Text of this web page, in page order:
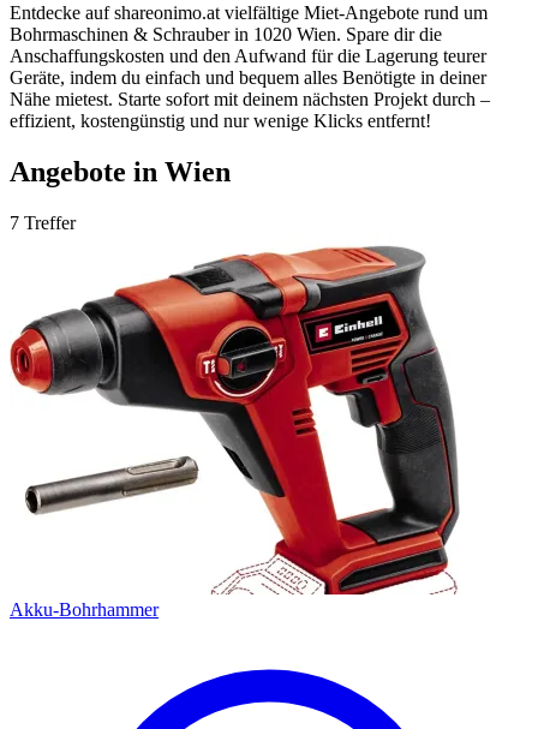
Entdecke auf shareonimo.at vielfältige Miet-Angebote rund um
Bohrmaschinen & Schrauber in 1020 Wien. Spare dir die
Anschaffungskosten und den Aufwand für die Lagerung teurer
Geräte, indem du einfach und bequem alles Benötigte in deiner
Nähe mietest. Starte sofort mit deinem nächsten Projekt durch –
effizient, kostengünstig und nur wenige Klicks entfernt!
Angebote in Wien
7 Treffer
Akku-Bohrhammer